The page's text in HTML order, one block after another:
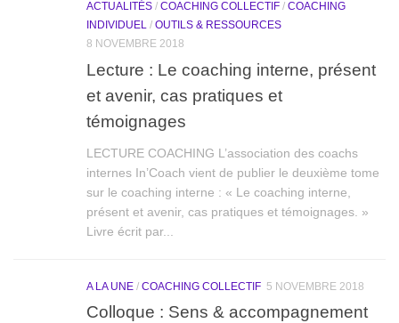
ACTUALITÉS / COACHING COLLECTIF / COACHING
INDIVIDUEL / OUTILS & RESSOURCES
8 NOVEMBRE 2018
Lecture : Le coaching interne, présent
et avenir, cas pratiques et
témoignages
LECTURE COACHING L’association des coachs
internes In’Coach vient de publier le deuxième tome
sur le coaching interne : « Le coaching interne,
présent et avenir, cas pratiques et témoignages. »
Livre écrit par...
A LA UNE / COACHING COLLECTIF 5 NOVEMBRE 2018
Colloque : Sens & accompagnement